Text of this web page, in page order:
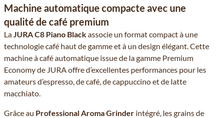
Machine automatique compacte avec une
qualité de café premium
LaJURA C8 Piano Blackassocie un format compact à une
technologie café haut de gamme et à un design élégant. Cette
machine à café automatique issue de la gamme Premium
Economy de JURA offre d’excellentes performances pour les
amateurs d’espresso, de café, de cappuccino et de latte
macchiato.
Grâce au Professional Aroma Grinder intégré, les grains de